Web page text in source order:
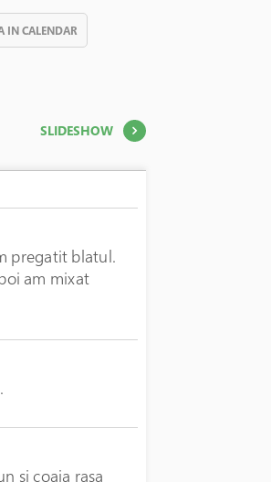
IN CALENDAR
SLIDESHOW
pregatit blatul.
am mixat
si coaja rasa